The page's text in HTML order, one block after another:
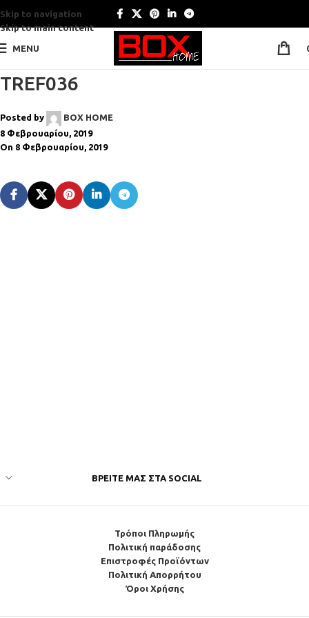
Skip to navigation
Skip to main content
MENU
TREF036
Posted by
BOX HOME
8 Φεβρουαρίου, 2019
On 8 Φεβρουαρίου, 2019
ΒΡΕΊΤΕ ΜΑΣ ΣΤΑ SOCIAL
Τρόποι Πληρωμής
Πολιτική παράδοσης
Επιστροφές Προϊόντων
Πολιτική Απορρήτου
Όροι Χρήσης